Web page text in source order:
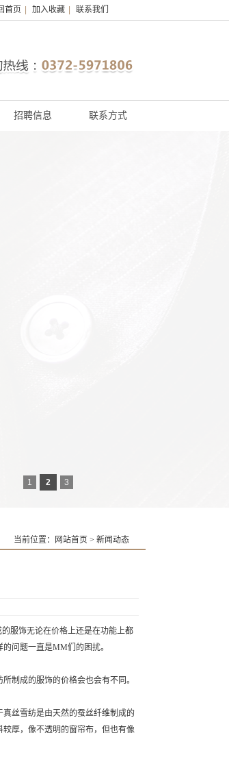
首页 加入收藏 联系我们
招聘信息 联系方式
1 2 3
当前位置： 网站首页 > 新闻动态
服饰无论在价格上还是在功能上都
问题一直是MM们的困扰。
制成的服饰的价格会也会有不同。
丝雪纺是由天然的蚕丝纤维制成的
厚，像不透明的窗帘布，但也有像